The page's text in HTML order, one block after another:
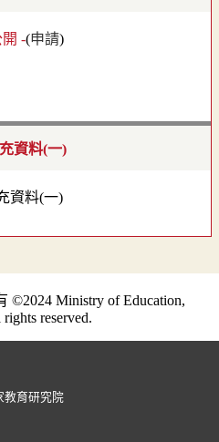
-(申請)
資料(一)
©2024 Ministry of Education,
reserved.